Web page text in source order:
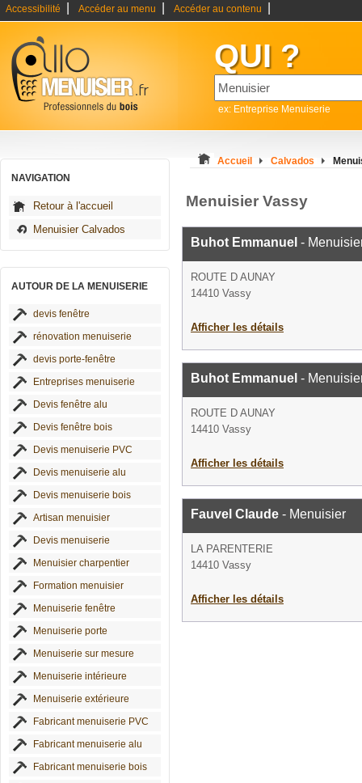
Accessibilité Accéder au menu Accéder au contenu
QUI ?
ex: Entreprise Menuiserie
NAVIGATION
Retour à l'accueil
Menuisier Calvados
AUTOUR DE LA MENUISERIE
devis fenêtre
rénovation menuiserie
devis porte-fenêtre
Entreprises menuiserie
Devis fenêtre alu
Devis fenêtre bois
Devis menuiserie PVC
Devis menuiserie alu
Devis menuiserie bois
Artisan menuisier
Devis menuiserie
Menuisier charpentier
Formation menuisier
Menuiserie fenêtre
Menuiserie porte
Menuiserie sur mesure
Menuiserie intérieure
Menuiserie extérieure
Fabricant menuiserie PVC
Fabricant menuiserie alu
Fabricant menuiserie bois
Accueil Calvados
Menuisier Vassy
Buhot Emmanuel -
ROUTE D AUNAY
14410 Vassy
Afficher les détails
Buhot Emmanuel -
ROUTE D AUNAY
14410 Vassy
Afficher les détails
Fauvel Claude - Menuisier
LA PARENTERIE
14410 Vassy
Afficher les détails